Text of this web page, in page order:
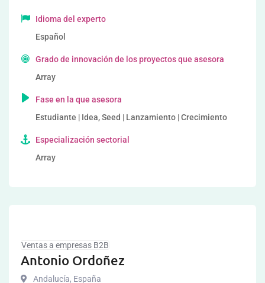
Idioma del experto
Español
Grado de innovación de los proyectos que asesora
Array
Fase en la que asesora
Estudiante | Idea, Seed | Lanzamiento | Crecimiento
Especialización sectorial
Array
Ventas a empresas B2B
Antonio Ordoñez
Andalucía, España